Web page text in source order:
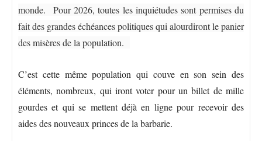
monde. Pour 2026, toutes les inquiétudes sont permises du
fait des grandes échéances politiques qui alourdiront le panier
des misères de la population.
C’est cette même population qui couve en son sein des
éléments, nombreux, qui iront voter pour un billet de mille
gourdes et qui se mettent déjà en ligne pour recevoir des
aides des nouveaux princes de la barbarie.